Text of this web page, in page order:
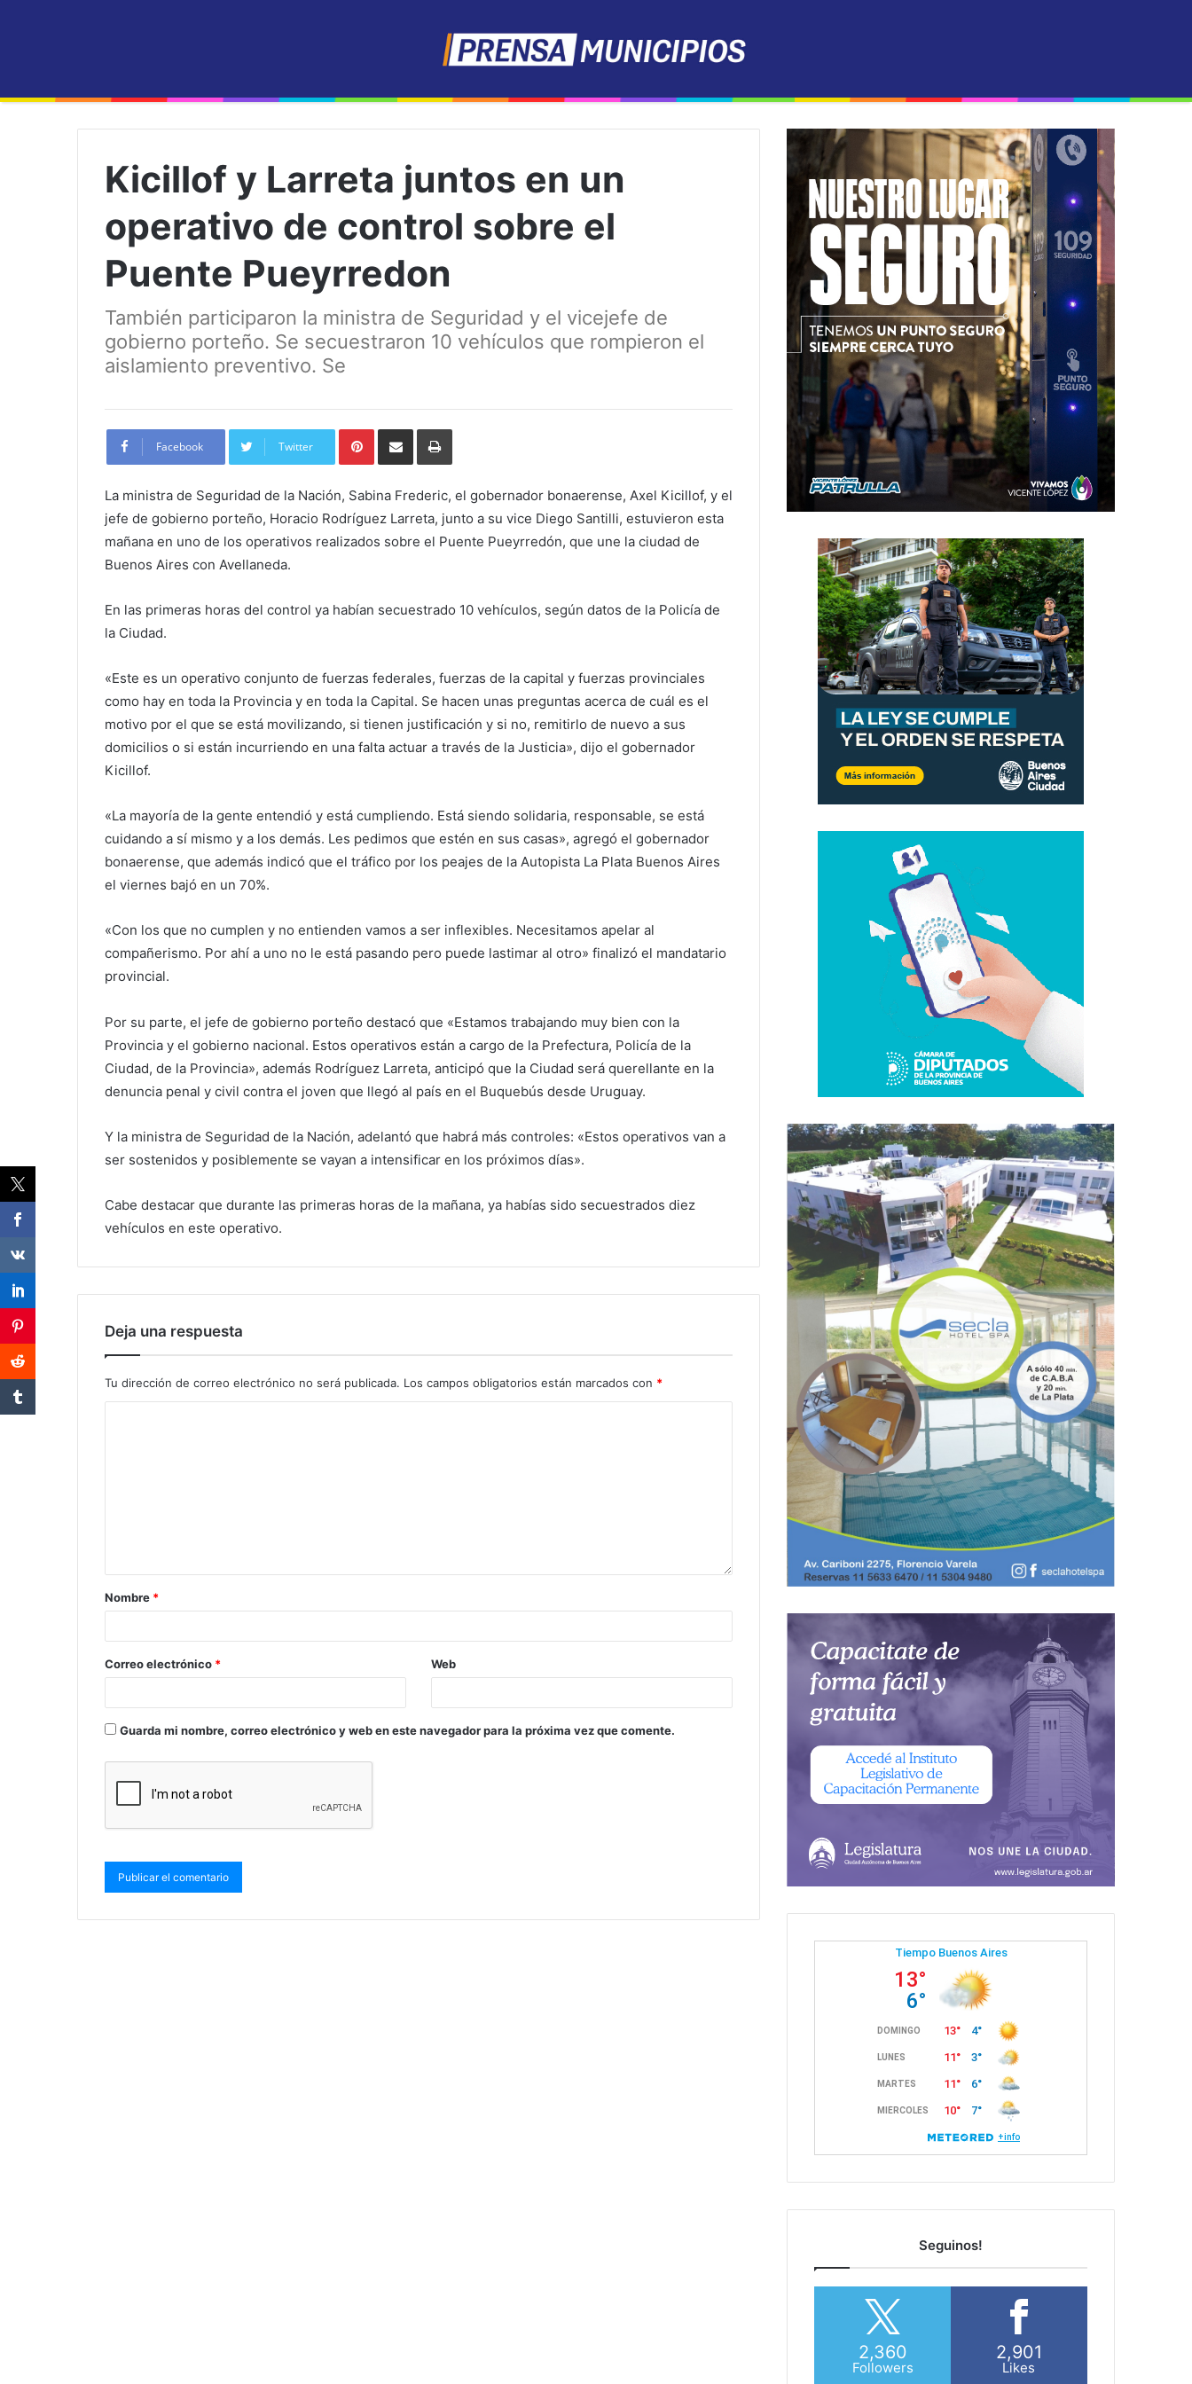
Kicillof y Larreta juntos en un
operativo de control sobre el
Puente Pueyrredon
También participaron la ministra de Seguridad y el vicejefe de
gobierno porteño. Se secuestraron 10 vehículos que rompieron el
aislamiento preventivo. Se
Facebook Twitter
PinterestShare
Email
Print
La ministra de Seguridad de la Nación, Sabina Frederic, el gobernador bonaerense, Axel Kicillof, y el
jefe de gobierno porteño, Horacio Rodríguez Larreta, junto a su vice Diego Santilli, estuvieron esta
mañana en uno de los operativos realizados sobre el Puente Pueyrredón, que une la ciudad de
Buenos Aires con Avellaneda.
En las primeras horas del control ya habían secuestrado 10 vehículos, según datos de la Policía de
la Ciudad.
«Este es un operativo conjunto de fuerzas federales, fuerzas de la capital y fuerzas provinciales
como hay en toda la Provincia y en toda la Capital. Se hacen unas preguntas acerca de cuál es el
motivo por el que se está movilizando, si tienen justificación y si no, remitirlo de nuevo a sus
domicilios o si están incurriendo en una falta actuar a través de la Justicia», dijo el gobernador
Kicillof.
«La mayoría de la gente entendió y está cumpliendo. Está siendo solidaria, responsable, se está
cuidando a sí mismo y a los demás. Les pedimos que estén en sus casas», agregó el gobernador
bonaerense, que además indicó que el tráfico por los peajes de la Autopista La Plata Buenos Aires
el viernes bajó en un 70%.
«Con los que no cumplen y no entienden vamos a ser inflexibles. Necesitamos apelar al
compañerismo. Por ahí a uno no le está pasando pero puede lastimar al otro» finalizó el mandatario
provincial.
Por su parte, el jefe de gobierno porteño destacó que «Estamos trabajando muy bien con la
Provincia y el gobierno nacional. Estos operativos están a cargo de la Prefectura, Policía de la
Ciudad, de la Provincia», además Rodríguez Larreta, anticipó que la Ciudad será querellante en la
denuncia penal y civil contra el joven que llegó al país en el Buquebús desde Uruguay.
Y la ministra de Seguridad de la Nación, adelantó que habrá más controles: «Estos operativos van a
ser sostenidos y posiblemente se vayan a intensificar en los próximos días».
Cabe destacar que durante las primeras horas de la mañana, ya habías sido secuestrados diez
vehículos en este operativo.
Deja una respuesta
Tu dirección de correo electrónico no será publicada. Los campos obligatorios están marcados con *
Nombre *
Correo electrónico * Web
Guarda mi nombre, correo electrónico y web en este navegador para la próxima vez que comente.
Seguinos!
2,360
Followers
2,901
Likes